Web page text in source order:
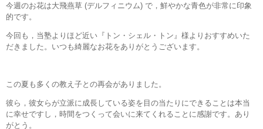
今週のお花は大飛燕草 (デルフィニウム) で，鮮やかな青色が非常に印象
的です。
今回も，当塾よりほど近い『トン・シェル・トン』様よりおすすめいた
だきました。いつも綺麗なお花をありがとうございます。
この夏も多くの教え子との再会がありました。
彼ら，彼女らが立派に成長している姿を目の当たりにできることは本当
に幸せですし，時間をつくって会いに来てくれることに感謝です。あり
がとう。